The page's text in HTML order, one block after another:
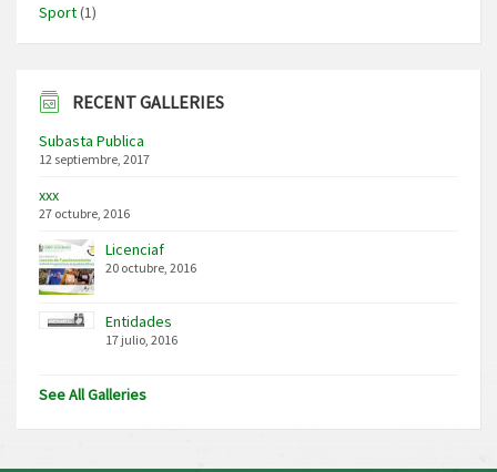
Sport(1)
RECENT GALLERIES
Subasta Publica
12 septiembre, 2017
xxx
27 octubre, 2016
Licenciaf
20 octubre, 2016
Entidades
17 julio, 2016
See All Galleries